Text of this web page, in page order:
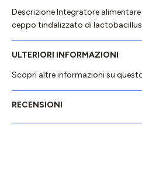
Descrizione Integratore
ceppo tindalizzato di lactobacillus
ULTERIORI INFORMAZIONI
Scopri altre informazioni su
RECENSIONI